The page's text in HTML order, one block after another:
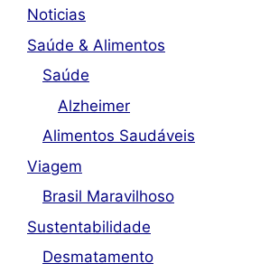
Noticias
Saúde & Alimentos
Saúde
Alzheimer
Alimentos Saudáveis
Viagem
Brasil Maravilhoso
Sustentabilidade
Desmatamento